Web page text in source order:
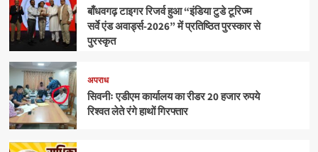
बाँधवगढ़ टाइगर रिजर्व हुआ “इंडिया टुडे टूरिज्म
सर्वे एंड अवार्ड्स-2026” में प्रतिष्ठित पुरस्कार से
पुरस्कृत
अपराध
सिवनीः एडीएम कार्यालय का रीडर 20 हजार रुपये
रिश्वत लेते रंगे हाथों गिरफ्तार